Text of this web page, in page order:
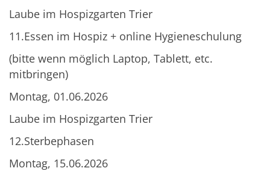
Laube im Hospizgarten Trier
11.Essen im Hospiz + online Hygieneschulung
(bitte wenn möglich Laptop, Tablett, etc.
mitbringen)
Montag, 01.06.2026
Laube im Hospizgarten Trier
12.Sterbephasen
Montag, 15.06.2026